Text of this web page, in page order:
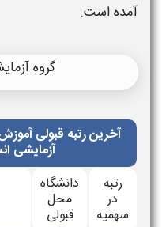
آمده است.
گروه
آزمایشی
رتبه
در
سهمیه
دانشگاه
محل
قبولی